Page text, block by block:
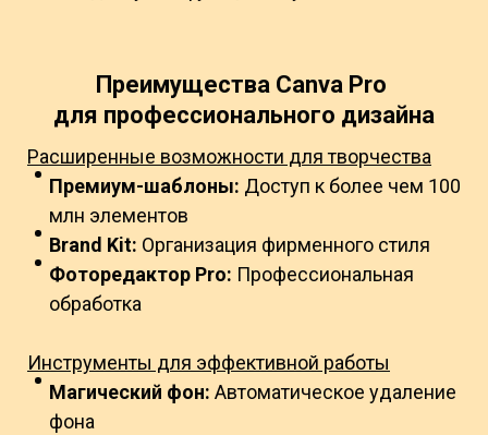
Преимущества Canva Pro
для профессионального дизайна
Расширенные возможности для творчества
Премиум-шаблоны: Доступ к более чем 100
млн элементов
Brand Kit: Организация фирменного стиля
Фоторедактор Pro: Профессиональная
обработка
Инструменты для эффективной работы
Магический фон: Автоматическое удаление
фона